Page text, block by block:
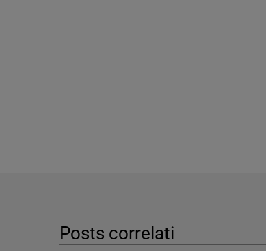
Posts correlati